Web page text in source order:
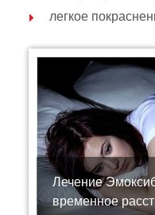
легкое
Лечение
временное